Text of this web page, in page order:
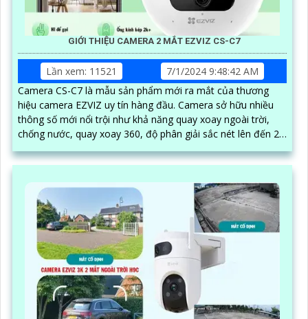
GIỚI THIỆU CAMERA 2 MẮT EZVIZ CS-C7
Lần xem: 11521
7/1/2024 9:48:42 AM
Camera CS-C7 là mẫu sản phẩm mới ra mắt của thương
hiệu camera EZVIZ uy tín hàng đầu. Camera sở hữu nhiều
thông số mới nổi trội như khả năng quay xoay ngoài trời,
chống nước, quay xoay 360, độ phân giải sắc nét lên đến 2k
với ống kính kép